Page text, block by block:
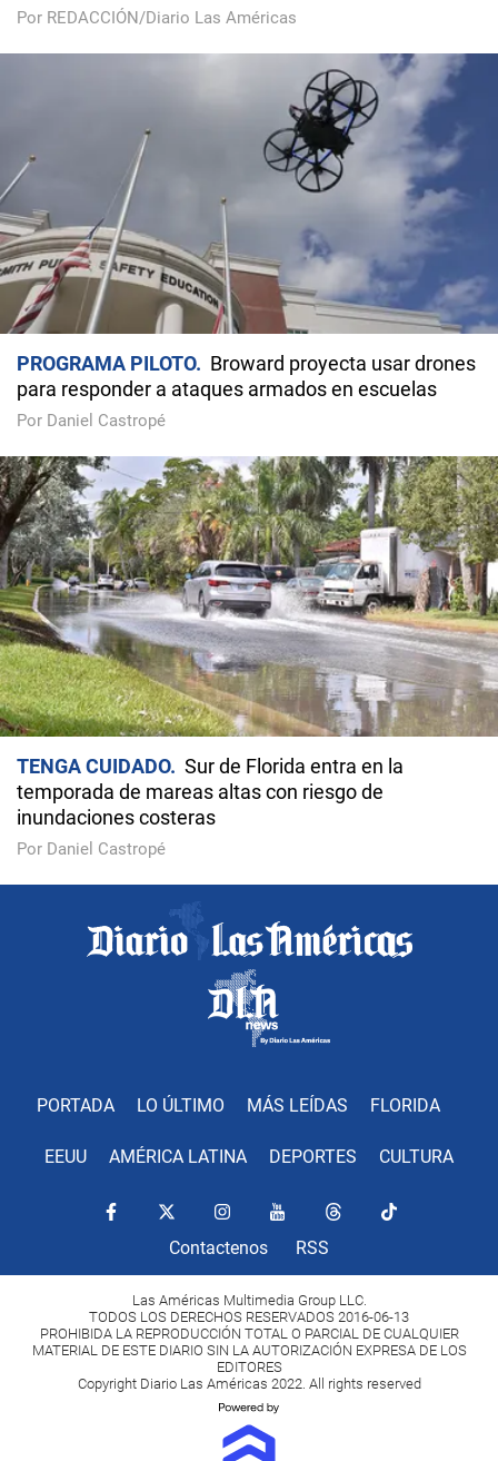
Por REDACCIÓN/Diario Las Américas
PROGRAMA PILOTO
Broward proyecta usar drones
para responder a ataques armados en escuelas
Por Daniel Castropé
TENGA CUIDADO
Sur de Florida entra en la
temporada de mareas altas con riesgo de
inundaciones costeras
Por Daniel Castropé
PORTADA LO ÚLTIMO MÁS LEÍDAS FLORIDA
EEUU AMÉRICA LATINA DEPORTES CULTURA
Contactenos RSS
Las Américas Multimedia Group LLC.
TODOS LOS DERECHOS RESERVADOS 2016-06-13
PROHIBIDA LA REPRODUCCIÓN TOTAL O PARCIAL DE CUALQUIER
MATERIAL DE ESTE DIARIO SIN LA AUTORIZACIÓN EXPRESA DE LOS
EDITORES
Copyright Diario Las Américas 2022. All rights reserved